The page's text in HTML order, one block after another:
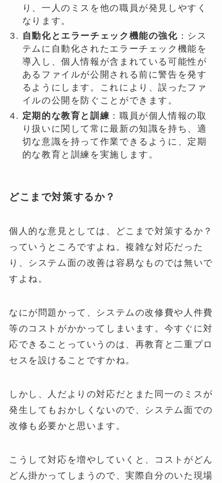
り、一人のミスを他の職員が発見しやすく
なります。
自動化とエラーチェック機能の強化 ：シス
テムに自動化されたエラーチェック機能を
導入し、個人情報が含まれている可能性が
あるファイルが公開される前に警告を発す
るようにします。これにより、誤ったファ
イルの公開を防ぐことができます。
定期的な教育と訓練 ：職員が個人情報の取
り扱いに関して常に最新の知識を持ち、適
切な意識を持って作業できるように、定期
的な教育と訓練を実施します。
どこまで対策するか？
個人的な意見としては、どこまで対策するか？
っていうところですよね。複雑な対応だった
り、システム面の改善は容易なものでは無いで
すよね。
なにが問題かって、システムの改修費や人件費
等のコストがかかってしまいます。今すぐに対
応できることっていうのは、再教育と二重プロ
セスを設けることですかね。
しかし、人だよりの対応だとまた同一のミスが
発生してもおかしくないので、システム面での
改修も必要かと思います。
こうして対応を増やしていくと、コストがどん
どん掛かってしまうので、実際自分のいた現場